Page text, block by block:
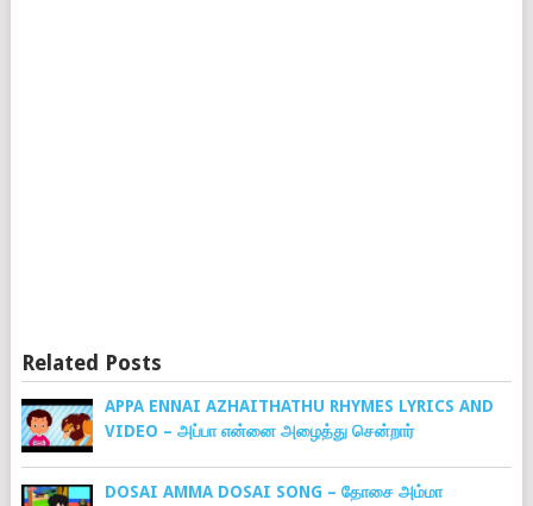
Related Posts
APPA ENNAI AZHAITHATHU RHYMES LYRICS AND
VIDEO – அப்பா என்னை அழைத்து சென்றார்
DOSAI AMMA DOSAI SONG – தோசை அம்மா